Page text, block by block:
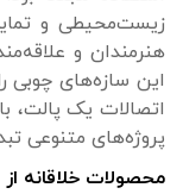
زیست‌محیطی و
این سازه‌های چوبی
اتصالات یک پالت،
پروژه‌های متنوعی
محصولات خلاقانه